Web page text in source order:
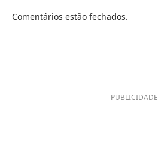
Comentários estão fechados.
PUBLICIDADE